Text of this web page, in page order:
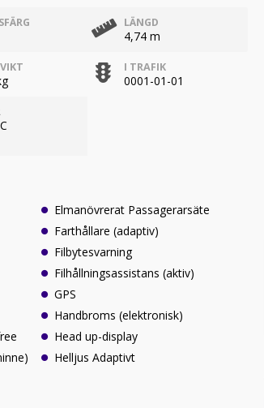
LÄNGD
4,74 m
I TRAFIK
0001-01-01
Elmanövrerat Passagerarsäte
Farthållare (adaptiv)
Filbytesvarning
Filhållningsassistans (aktiv)
GPS
Handbroms (elektronisk)
Head up-display
Helljus Adaptivt